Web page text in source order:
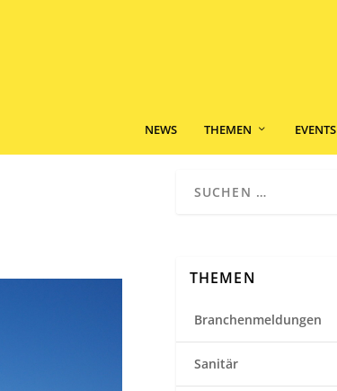
NEWS THEMEN EVENTS
THEMEN
Branchenmeldungen
Sanitär